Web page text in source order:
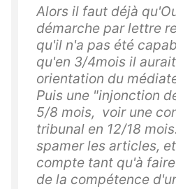
Alors il faut déjà
démarche par lettre
qu'il n'a pas été
qu'en 3/4mois il
orientation du
Puis une "injonction
5/8 mois, voir une
tribunal en 12/18
spamer les articles,
compte tant qu'à
de la compétence